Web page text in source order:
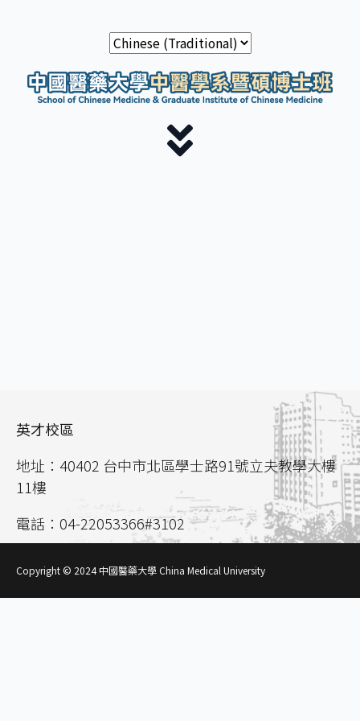
英才校區
地址：40402 台中市北區學士路91號立夫教學大樓
11樓
電話：04-22053366#3102
Copyright © 2024 中國醫藥大學 China Medical University